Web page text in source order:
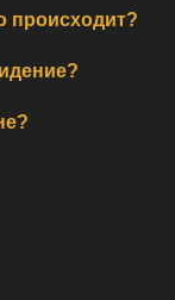
происходит?